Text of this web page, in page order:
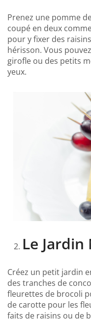
Prenez une pomme
coupé en deux
pour y fixer des
hérisson. Vous
girofle ou des petits
yeux.
Le
Créez un petit jardin
des tranches de
fleurettes de brocoli
de carotte pour les
faits de raisins ou de